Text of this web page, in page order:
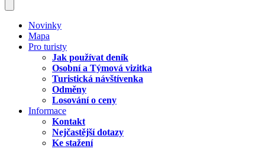
Novinky
Mapa
Pro turisty
Jak používat deník
Osobní a Týmová vizitka
Turistická návštívenka
Odměny
Losování o ceny
Informace
Kontakt
Nejčastější dotazy
Ke stažení